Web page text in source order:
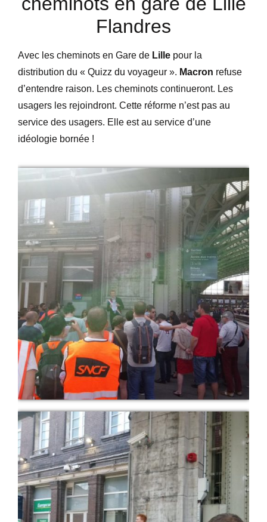
Flandres
Avec les cheminots en Gare de Lille pour la
distribution du « Quizz du voyageur ». Macron refuse
d’entendre raison. Les cheminots continueront. Les
usagers les rejoindront. Cette réforme n’est pas au
service des usagers. Elle est au service d’une
idéologie bornée !